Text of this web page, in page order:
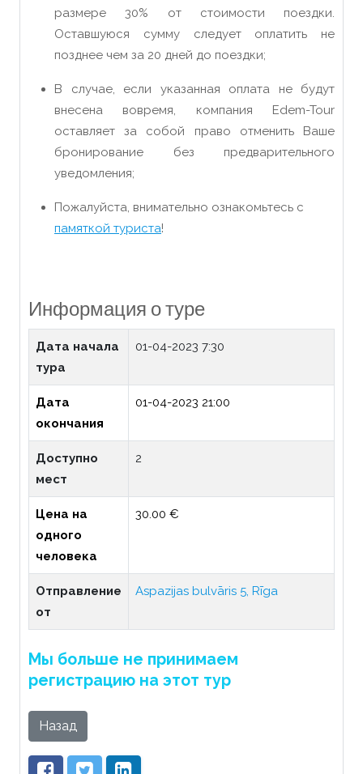
размере 30% от стоимости поездки.
Оставшуюся сумму следует оплатить не
позднее чем за 20 дней до поездки;
В случае, если указанная оплата не будут
внесена вовремя, компания Edem-Tour
оставляет за собой право отменить Ваше
бронирование без предварительного
уведомления;
Пожалуйста, внимательно ознакомьтесь с
памяткой туриста!
Информация о туре
Дата начала
тура
01-04-2023 7:30
Дата
окончания
01-04-2023 21:00
Доступно
мест
2
Цена на
одного
человека
30.00 €
Отправление
от
Aspazijas bulvāris 5, Rīga
Мы больше не принимаем
регистрацию на этот тур
Назад